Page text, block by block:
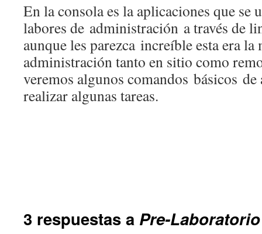
En la consola es la aplicaciones que se
labores de administración a través de
aunque les parezca increíble esta era la
administración tanto en sitio como
veremos algunos comandos básicos
realizar algunas tareas.
3 respuestas a Pre-Laboratorio